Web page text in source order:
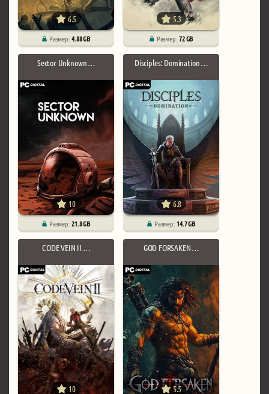
6.5
Размер:4.88 GB
5.3
Размер:72 GB
Sector Unknown …
10
Размер:21.8 GB
Disciples: Domination …
6.8
Размер: 14.7 GB
CODE VEIN II …
10
GOD FORSAKEN …
5.5